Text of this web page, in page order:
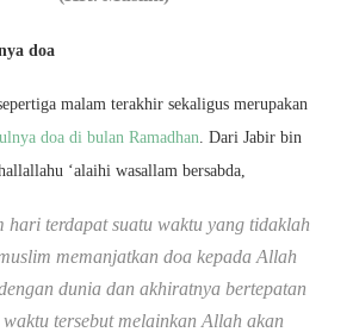
doa
malam terakhir sekaligus merupakan
doa di bulan Ramadhan. Dari Jabir bin
‘alaihi wasallam bersabda,
hari terdapat suatu waktu yang tidaklah
memanjatkan doa kepada Allah
dunia dan akhiratnya bertepatan
waktu tersebut melainkan Allah akan